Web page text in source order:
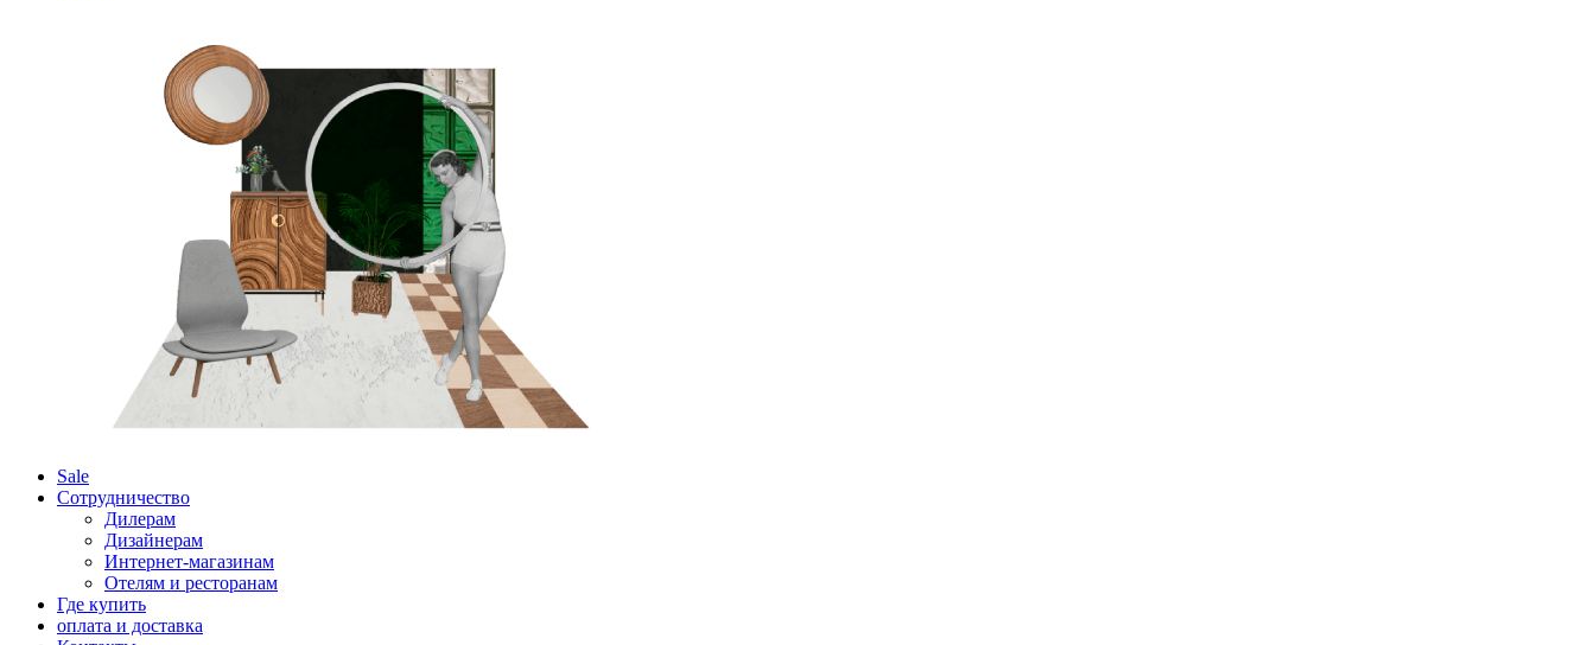
Sale
Сотрудничество
Дилерам
Дизайнерам
Интернет-магазинам
Отелям и ресторанам
Где купить
оплата и доставка